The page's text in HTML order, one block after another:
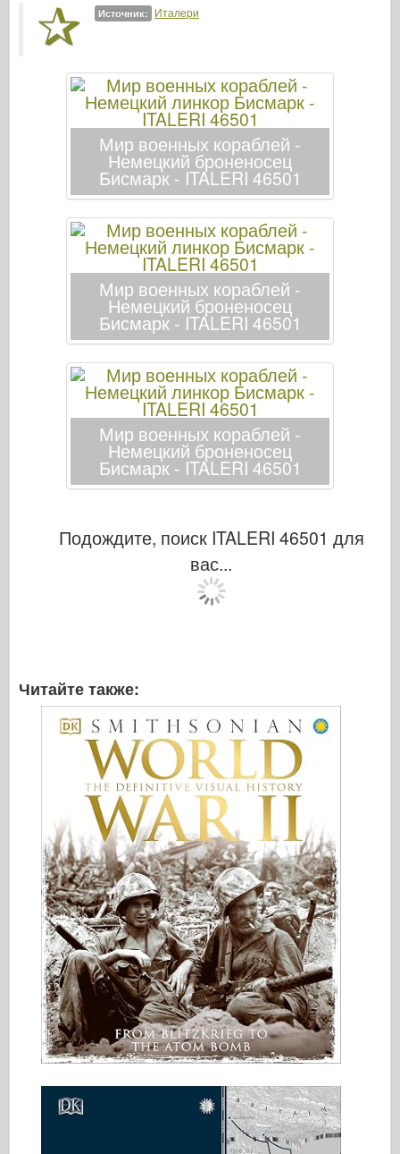
Тамия
Tristar
Трубач
Звезда
Альбомы-Фотографии
Прогулка вокруг
Книги
Dvd
Контакт
ле журнал
Комплекты
Источник: Италери
Мир военных кораблей -
Немецкий броненосец
Бисмарк - ITALERI 46501
Мир военных кораблей -
Немецкий броненосец
Бисмарк - ITALERI 46501
Мир военных кораблей -
Немецкий броненосец
Бисмарк - ITALERI 46501
Подождите, поиск ITALERI 46501 для
вас...
Читайте также: